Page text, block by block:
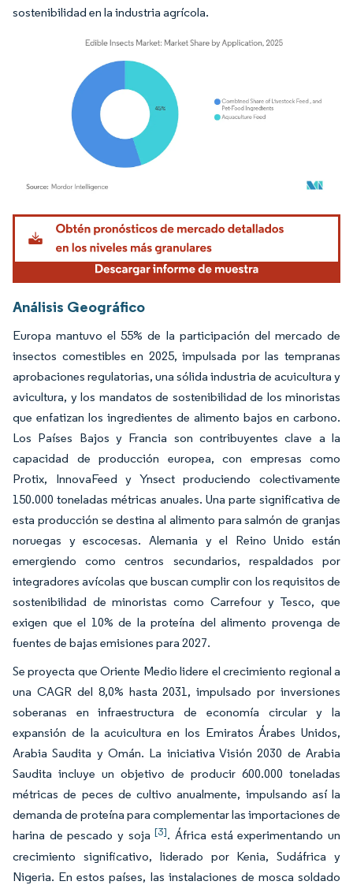
sostenibilidad en la industria agrícola.
Imagen © Mordor Intelligence. El uso requiere atribución según CC BY 4.0.
Análisis Geográfico
Europa mantuvo el 55% de la participación del mercado de
insectos comestibles en 2025, impulsada por las tempranas
aprobaciones regulatorias, una sólida industria de acuicultura y
avicultura, y los mandatos de sostenibilidad de los minoristas
que enfatizan los ingredientes de alimento bajos en carbono.
Los Países Bajos y Francia son contribuyentes clave a la
capacidad de producción europea, con empresas como
Protix, InnovaFeed y Ynsect produciendo colectivamente
150.000 toneladas métricas anuales. Una parte significativa de
esta producción se destina al alimento para salmón de granjas
noruegas y escocesas. Alemania y el Reino Unido están
emergiendo como centros secundarios, respaldados por
integradores avícolas que buscan cumplir con los requisitos de
sostenibilidad de minoristas como Carrefour y Tesco, que
exigen que el 10% de la proteína del alimento provenga de
fuentes de bajas emisiones para 2027.
Se proyecta que Oriente Medio lidere el crecimiento regional a
una CAGR del 8,0% hasta 2031, impulsado por inversiones
soberanas en infraestructura de economía circular y la
expansión de la acuicultura en los Emiratos Árabes Unidos,
Arabia Saudita y Omán. La iniciativa Visión 2030 de Arabia
Saudita incluye un objetivo de producir 600.000 toneladas
métricas de peces de cultivo anualmente, impulsando así la
demanda de proteína para complementar las importaciones de
harina de pescado y soja[3]. África está experimentando un
crecimiento significativo, liderado por Kenia, Sudáfrica y
Nigeria. En estos países, las instalaciones de mosca soldado